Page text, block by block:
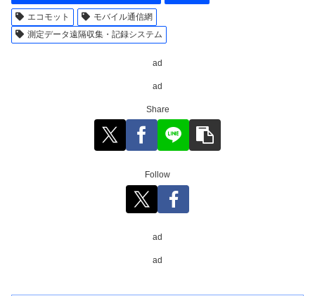
エコモット
モバイル通信網
測定データ遠隔収集・記録システム
ad
ad
Share
Follow
ad
ad